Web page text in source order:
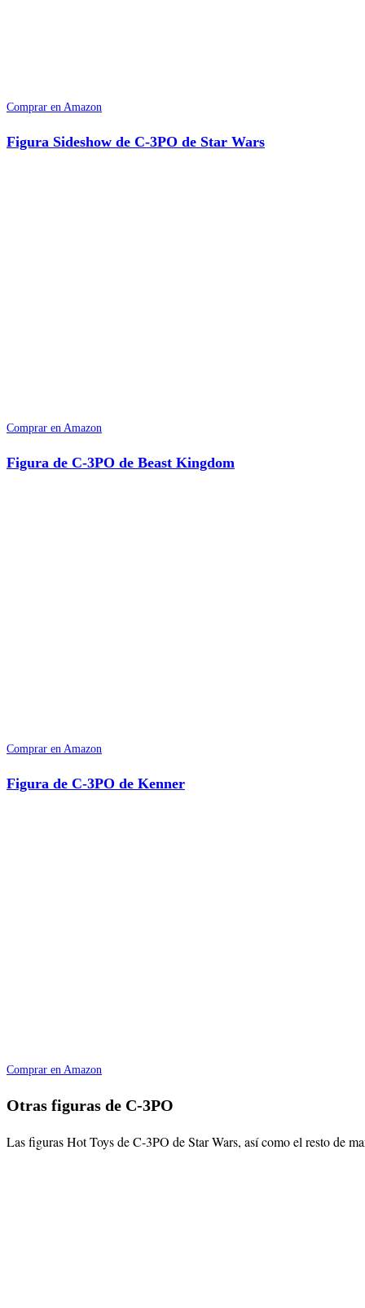
Comprar en Amazon
Figura Sideshow de C-3PO de Star Wars
Comprar en Amazon
Figura de C-3PO de Beast Kingdom
Comprar en Amazon
Figura de C-3PO de Kenner
Comprar en Amazon
Otras figuras de C-3PO
Las figuras Hot Toys de C-3PO de Star Wars, así como el resto de